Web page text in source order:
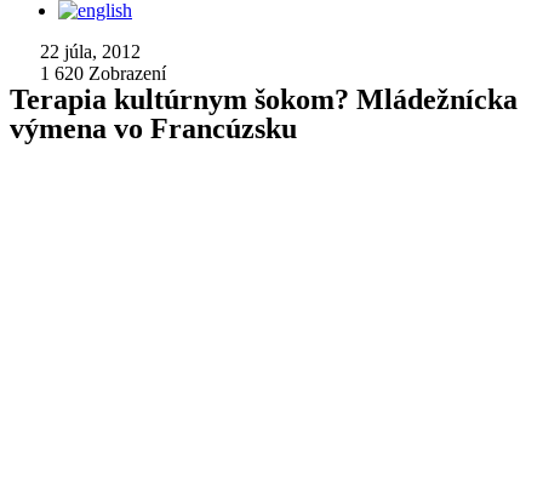
22 júla, 2012
1 620 Zobrazení
Terapia kultúrnym šokom? Mládežnícka
výmena vo Francúzsku